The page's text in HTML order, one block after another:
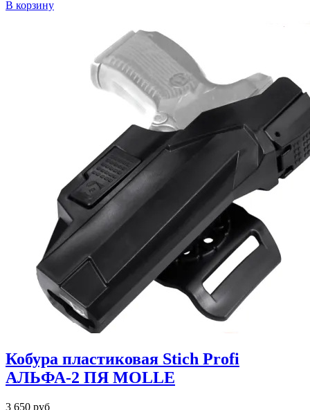
В корзину
Кобура пластиковая Stich Profi
АЛЬФА-2 ПЯ MOLLE
3 650 руб